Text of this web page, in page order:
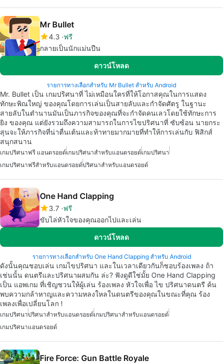
Mr Bullet
4.3 ฟรี
กลายเป็นนักแม่นปืน
ดาวน์โหลด
รายการทางเลือกสำหรับ Mr Bullet สำหรับ Android
Mr. Bullet เป็น เกมปริศนาที่ ไม่เหมือนใครที่ให้โอกาสคุณในการแสดง
ทักษะพิณใหญ่ ของคุณโดยการเล่นเป็นสายลับและกำจัดศัตรู ในฐานะ
สายลับในตำนานมันเป็นภารกิจของคุณที่จะกำจัดคนเลวโดยใช้ทักษะการ
ยิง ของคุณ แต่ยังรวมถึงความสามารถในการไขปริศนาที่ ซับซ้อน นายกระ
สุนจะให้ภารกิจที่น่าตื่นเต้นและท้าทายมากมายที่ทำให้การเล่นกับ ฟิสิกส์
สนุกสนาน
เกมปริศนาฟรี แอนดรอยด์เกมปริศนาสำหรับแอนดรอยด์เกมปริศนา
เกมปริศนาฟรีสำหรับแอนดรอยด์ปริศนาสำหรับแอนดรอยด์
One Hand Clapping
3.7 ฟรี
ขับไล่หัวใจของคุณออกไปและเล่น
ดาวน์โหลด
รายการทางเลือกสำหรับ One Hand Clapping สำหรับ Android
ดังนั้นคุณชอบเล่น เกมไขปริศนา และในเวลาเดียวกันก็ชอบร้องเพลง ถ้า
เช่นนั้น ดนตรีและปริศนาผสมกัน ล่ะ? ฟังดูดีใช่มั้ย One Hand Clapping
เป็น แอพเกม ที่เชิญชวนให้ผู้เล่น ร้องเพลง หัวใจเพื่อ ไข ปริศนาดนตรี ค้น
พบความกล้าหาญและความหลงใหลในดนตรีของคุณในขณะที่คุณ ร้อง
เพลงเพื่อเปลี่ยนโลก !
เกมปริศนาปริศนาสำหรับแอนดรอยด์เกมปริศนาสำหรับแอนดรอยด์
เกมปริศนาแอนดรอยด์
Fire Force: Gun Battle Royale